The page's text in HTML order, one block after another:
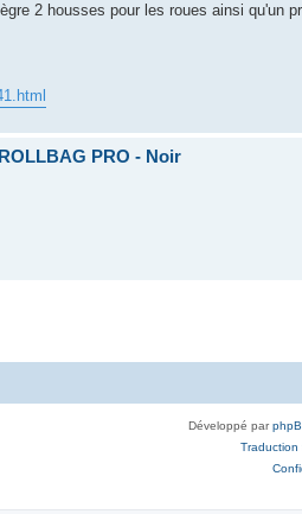
2 housses pour les roues ainsi qu'un
PRO - Noir
Développé par
Traduction